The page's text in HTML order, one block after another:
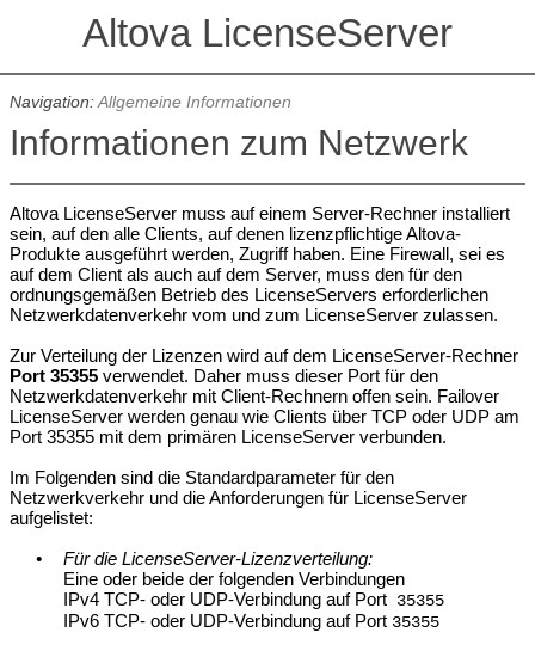
Altova LicenseServer
Navigation:Allgemeine Informationen
Informationen zum Netzwerk
Altova LicenseServer muss auf einem Server-Rechner installiert
sein, auf den alle Clients, auf denen lizenzpflichtige Altova-
Produkte ausgeführt werden, Zugriff haben. Eine Firewall, sei es
auf dem Client als auch auf dem Server, muss den für den
ordnungsgemäßen Betrieb des LicenseServers erforderlichen
Netzwerkdatenverkehr vom und zum LicenseServer zulassen.
Zur Verteilung der Lizenzen wird auf dem LicenseServer-Rechner
Port 35355verwendet. Daher muss dieser Port für den
Netzwerkdatenverkehr mit Client-Rechnern offen sein. Failover
LicenseServer werden genau wie Clients über TCP oder UDP am
Port 35355 mit dem primären LicenseServer verbunden.
Im Folgenden sind die Standardparameter für den
Netzwerkverkehr und die Anforderungen für LicenseServer
aufgelistet:
•
Für die LicenseServer-Lizenzverteilung:
Eine oder beide der folgenden Verbindungen
IPv4 TCP- oder UDP-Verbindung auf Port 35355
IPv6 TCP- oder UDP-Verbindung auf Port 35355